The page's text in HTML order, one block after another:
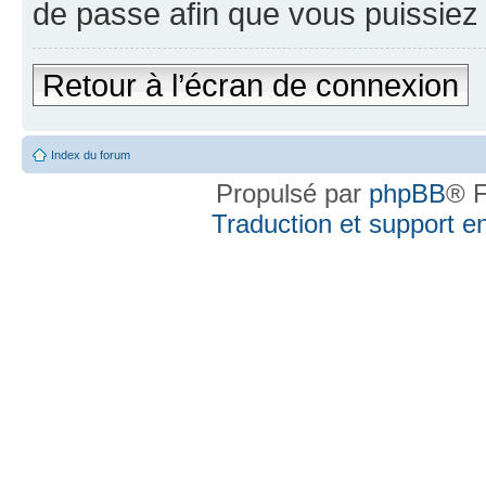
de passe afin que vous
Retour à l’écran de connexion
Index du forum
Propulsé par phpBB®
Traduction et support